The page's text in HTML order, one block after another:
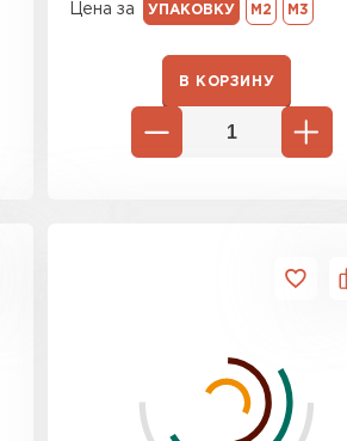
Цена за УПАКОВКУ М2 М3
В КОРЗИНУ